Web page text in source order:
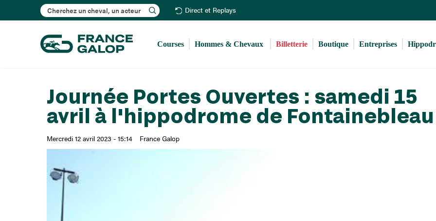
au
principal
Rechercher Direct et Replays
Courses Hommes & Chevaux Billetterie Boutique Entreprises
Journée Portes Ouvertes : samedi 15
avril à l'hippodrome de Fontainebleau
Mercredi 12 avril 2023 - 15:14 France Galop